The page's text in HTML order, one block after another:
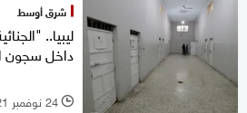
شرق أوسط
ليبيا..
داخل سجون
l 24 نوفمبر 2021